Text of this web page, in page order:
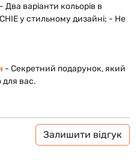
варіанти кольорів в
у стильному дизайні; - Не
- Cекретний подарунок, який
для вас.
Залишити відгук